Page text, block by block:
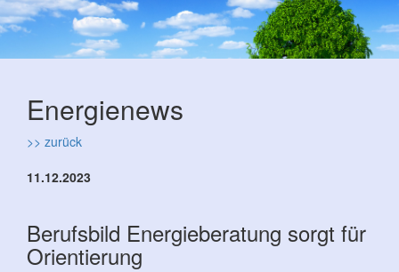
Energienews
>> zurück
11.12.2023
Berufsbild Energieberatung sorgt für
Orientierung